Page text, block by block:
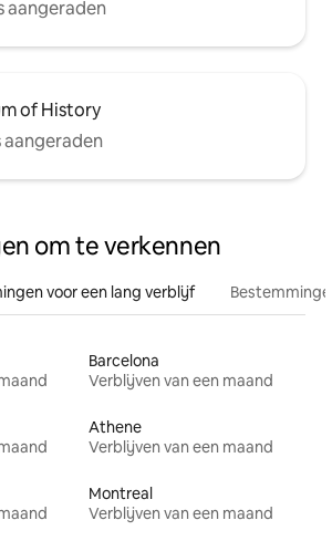
aangeraden
of History
aangeraden
om te verkennen
voor een lang verblijf
Barcelona
Verblijven van een maand
Athene
Verblijven van een maand
Montreal
Verblijven van een maand